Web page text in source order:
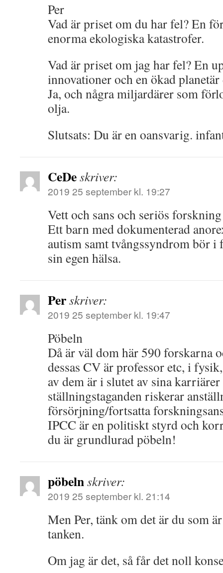
Per
Vad är priset om du har fel? En
enorma ekologiska katastrofer.
Vad är priset om jag har fel? En
innovationer och en ökad
Ja, och några miljardärer som
olja.
Slutsats: Du är en oansvarig.
CeDeskriver:
2019 25 september kl. 19:27
Vett och sans och seriös
Ett barn med dokumenterad
autism samt tvångssyndrom bör i
sin egen hälsa.
Perskriver:
2019 25 september kl. 19:47
Pöbeln
Då är väl dom här 590 forskarna
dessas CV är professor etc, i
av dem är i slutet av sina karriärer
ställningstaganden riskerar
försörjning/fortsatta
IPCC är en politiskt styrd och
du är grundlurad pöbeln!
pöbelnskriver:
2019 25 september kl. 21:14
Men Per, tänk om det är du som
tanken.
Om jag är det, så får det noll